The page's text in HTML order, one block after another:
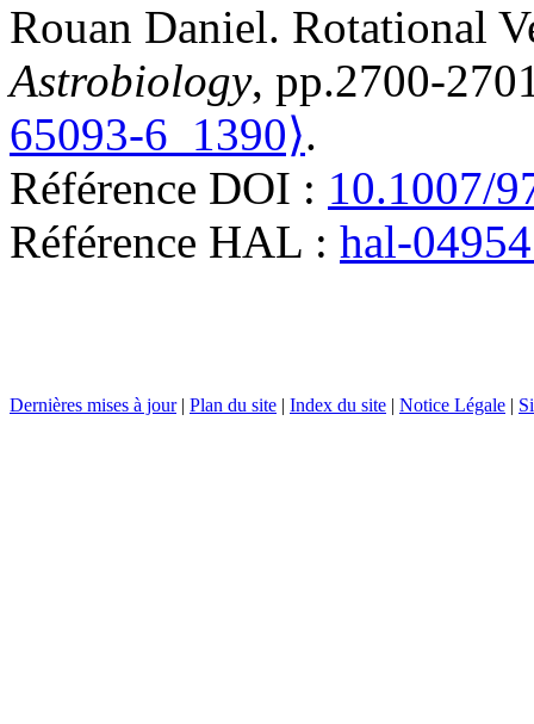
Rouan Daniel. Rotational
Astrobiology, pp.2700-
65093-6_1390⟩.
Référence DOI : 10.1007/
Référence HAL : hal-
Dernières mises à jour| Plan du site | Index du site | Notice Légale |